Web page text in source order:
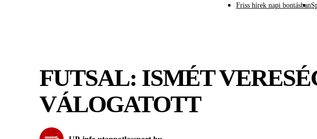
Friss hírek napi bontásban
FUTSAL: ISMÉT
VÁLOGATOTT